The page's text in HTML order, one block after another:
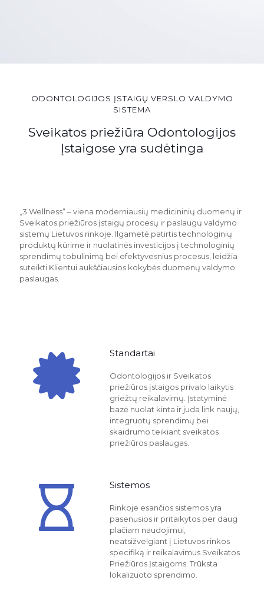
ODONTOLOGIJOS ĮSTAIGŲ VERSLO VALDYMO
SISTEMA
Sveikatos priežiūra Odontologijos
Įstaigose yra sudėtinga
„3 Wellness“ – viena moderniausių medicininių duomenų ir
Sveikatos priežiūros įstaigų procesų ir paslaugų valdymo
sistemų Lietuvos rinkoje. Ilgametė patirtis technologinių
produktų kūrime ir nuolatinės investicijos į technologinių
sprendimų tobulinimą bei efektyvesnius procesus, leidžia
suteikti Klientui aukščiausios kokybės duomenų valdymo
paslaugas.
Standartai
Odontologijos ir Sveikatos
priežiūros įstaigos privalo laikytis
griežtų reikalavimų. Įstatyminė
bazė nuolat kinta ir juda link naujų,
integruotų sprendimų bei
skaidrumo teikiant sveikatos
priežiūros paslaugas.
Sistemos
Rinkoje esančios sistemos yra
pasenusios ir pritaikytos per daug
plačiam naudojimui,
neatsižvelgiant į Lietuvos rinkos
specifiką ir reikalavimus Sveikatos
Priežiūros Įstaigoms. Trūksta
lokalizuoto sprendimo.